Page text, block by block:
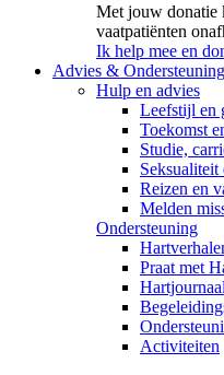
Met jouw donatie
vaatpatiënten
Ik help mee en
Advies & Ondersteuning
Hulp en advies
Leefstijl en
Toekomst
Studie,
Seksualiteit
Reizen en
Melden
Ondersteuning
Praat met
Hartjournaal
Activiteiten